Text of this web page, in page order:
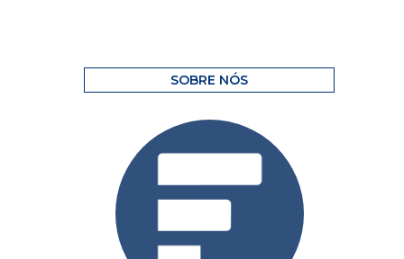
SOBRE NÓS